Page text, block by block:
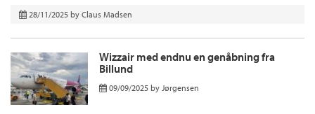
28/11/2025 by Claus Madsen
Wizzair med endnu en genåbning fra
Billund
09/09/2025 by Jørgensen